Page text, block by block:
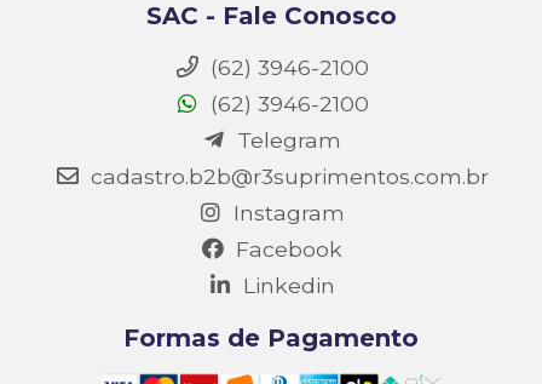
SAC - Fale Conosco
(62) 3946-2100
(62) 3946-2100
Telegram
cadastro.b2b@r3suprimentos.com.br
Instagram
Facebook
Linkedin
Formas de Pagamento